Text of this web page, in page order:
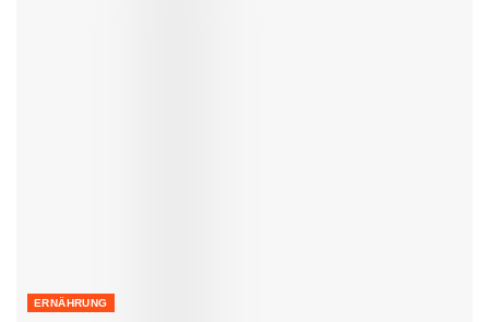
ERNÄHRUNG